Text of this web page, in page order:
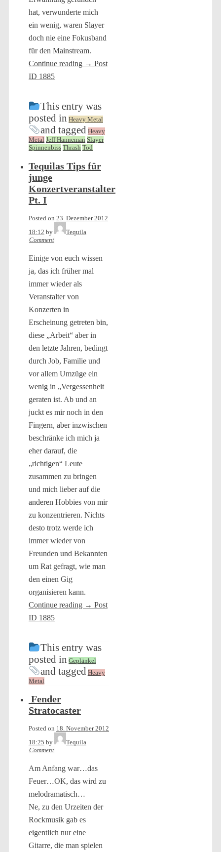
hat, verwunderte mich
ein wenig, waren Slayer
doch nie eine Fokusband
für den Mainstream.
Continue reading → Post
ID 1885
This entry was
posted in Heavy Metal
and tagged Heavy
Metal Jeff Hanneman Slayer
Spinnenbiss Thrash Tod
Tequilas Tips für
junge
Konzertveranstalter
Pt. I
Posted on 23. Dezember 2012
18:12 by
Tequila
Comment
Einige von euch wissen
ja, das ich früher mal
immer wieder als
Veranstalter von
Konzerten in
Erscheinung getreten bin,
diese „Arbeit“ aber in
den letzte Jahren, bedingt
durch Job, Familie und
vor allem Umzüge ein
wenig in „Vergessenheit
geraten ist. Ab und an
juckt es mir noch in den
Fingern, aber inzwischen
beschränke ich mich ja
eher darauf, die
„richtigen“ Leute
zusammen zu bringen
und mich lieber auf die
anderen Hobbies von mir
zu konzentrieren. Nichts
desto trotz werde ich
immer wieder von
Freunden und Bekannten
um Rat gefragt, wie man
den einen Gig
organisieren kann.
Continue reading → Post
ID 1885
This entry was
posted in Geplänkel
and tagged Heavy
Metal
Fender
Stratocaster
Posted on 18. November 2012
18:25 by
Tequila
Comment
Am Anfang war…das
Feuer…OK, das wird zu
melodramatisch…
Ne, zu den Urzeiten der
Rockmusik gab es
eigentlich nur eine
Gitarre, die man spielen